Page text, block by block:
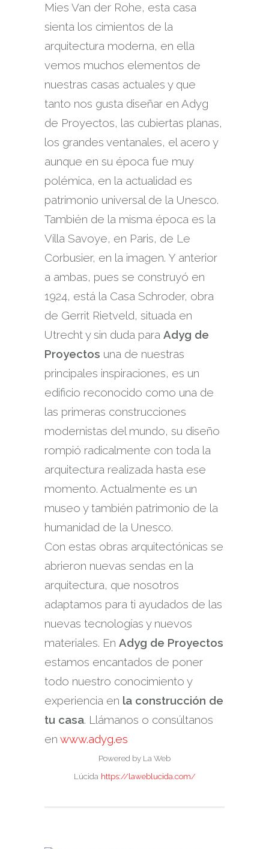
Mies Van der Rohe, esta casa
sienta los cimientos de la
arquitectura moderna, en ella
vemos muchos elementos de
nuestras casas actuales y que
tanto nos gusta diseñar en Adyg
de Proyectos, las cubiertas planas,
los grandes ventanales, el acero y
aunque en su época fue muy
polémica, en la actualidad es
patrimonio universal de la Unesco.
También de la misma época es la
Villa Savoye, en Paris, de Le
Corbusier, en la imagen. Y anterior
a ambas, pues se construyó en
1924, está la Casa Schroder, obra
de Gerrit Rietveld, situada en
Utrecht y sin duda para Adyg de
Proyectos una de nuestras
principales inspiraciones, es un
edificio reconocido como una de
las primeras construcciones
modernistas del mundo, su diseño
rompió radicalmente con toda la
arquitectura realizada hasta ese
momento. Actualmente es un
museo y también patrimonio de la
humanidad de la Unesco.
Con estas obras arquitectónicas se
abrieron nuevas sendas en la
arquitectura, que nosotros
adaptamos para ti ayudados de las
nuevas tecnologías y nuevos
materiales. En Adyg de Proyectos
estamos encantados de poner
todo nuestro conocimiento y
experiencia en la construcción de
tu casa. Llámanos o consúltanos
en www.adyg.es
Powered by La Web
Lúcida https://laweblucida.com/